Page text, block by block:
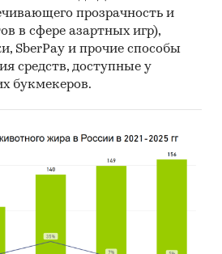
информации
Таможенной
РФ (Росстат).
деловые и
издания,
в России и мире.
прозрачность и
в сфере азартных игр),
SberPay и прочие способы
средств, доступные у
букмекеров.